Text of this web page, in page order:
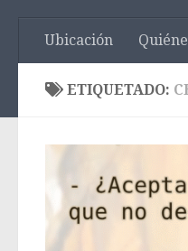
Ubicación
ETIQUETADO: